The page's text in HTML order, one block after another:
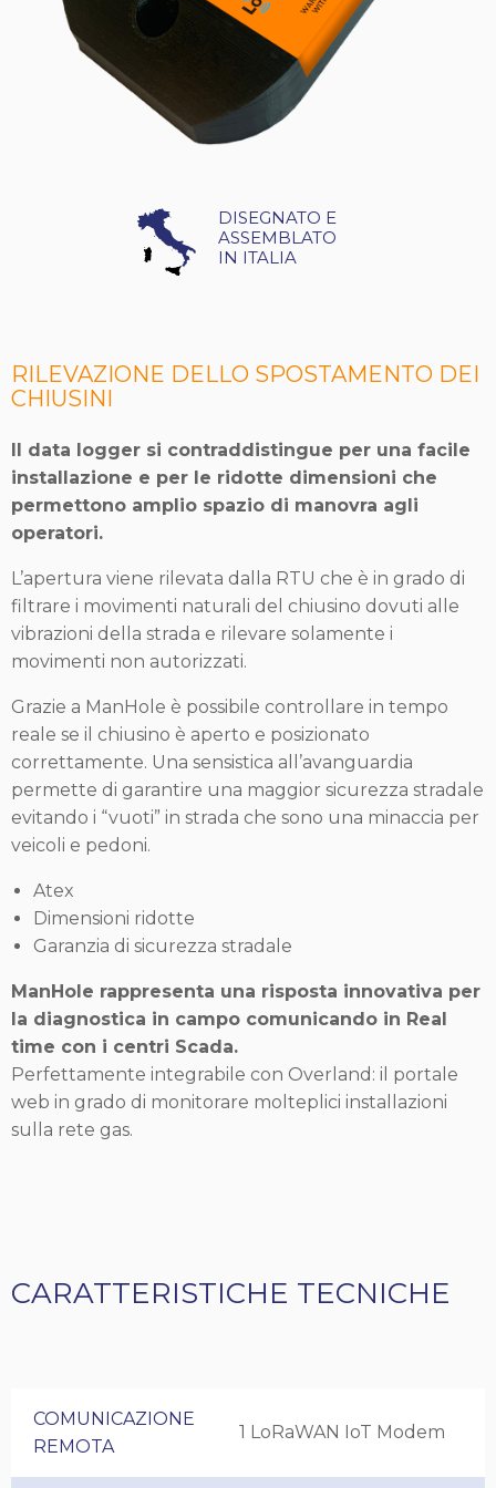
RILEVAZIONE DELLO SPOSTAMENTO DEI
CHIUSINI
Il data logger si contraddistingue per una facile
installazione e per le ridotte dimensioni che
permettono amplio spazio di manovra agli
operatori.
L’apertura viene rilevata dalla RTU che è in grado di
filtrare i movimenti naturali del chiusino dovuti alle
vibrazioni della strada e rilevare solamente i
movimenti non autorizzati.
Grazie a ManHole è possibile controllare in tempo
reale se il chiusino è aperto e posizionato
correttamente. Una sensistica all’avanguardia
permette di garantire una maggior sicurezza stradale
evitando i “vuoti” in strada che sono una minaccia per
veicoli e pedoni.
Atex
Dimensioni ridotte
Garanzia di sicurezza stradale
ManHole rappresenta una risposta innovativa per
la diagnostica in campo comunicando in Real
time con i centri Scada.
Perfettamente integrabile con Overland: il portale
web in grado di monitorare molteplici installazioni
sulla rete gas.
DISEGNATO E
ASSEMBLATO
IN ITALIA
CARATTERISTICHE TECNICHE
COMUNICAZIONE
REMOTA
1 LoRaWAN IoT Modem